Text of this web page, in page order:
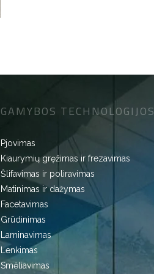
GAMYBOS TECHNOLOGIJOS
Pjovimas
Kiaurymių gręžimas ir frezavimas
Šlifavimas ir poliravimas
Matinimas ir dažymas
Facetavimas
Grūdinimas
Laminavimas
Lenkimas
Smėliavimas